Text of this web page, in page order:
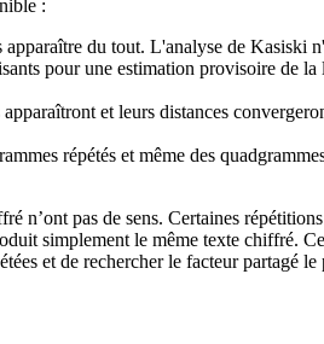
:
apparaître du tout. L'analyse de Kasiski
pour une estimation provisoire de
et leurs distances
répétés et même des
n’ont pas de sens. Certaines
simplement le même texte chiffré.
et de rechercher le facteur partagé